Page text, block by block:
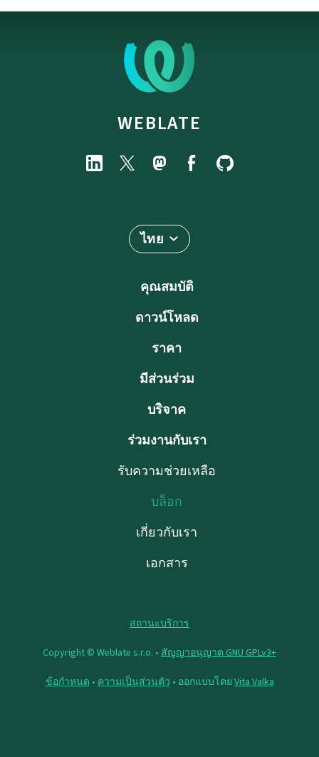
WEBLATE
ไทย
คุณสมบัติ
ดาวน์โหลด
ราคา
มีส่วนร่วม
บริจาค
ร่วมงานกับเรา
รับความช่วยเหลือ
บล็อก
เกี่ยวกับเรา
เอกสาร
สถานะบริการ
Copyright © Weblate s.r.o. • สัญญาอนุญาต GNU GPLv3+
ข้อกำหนด • ความเป็นส่วนตัว • ออกแบบโดย Vita Valka